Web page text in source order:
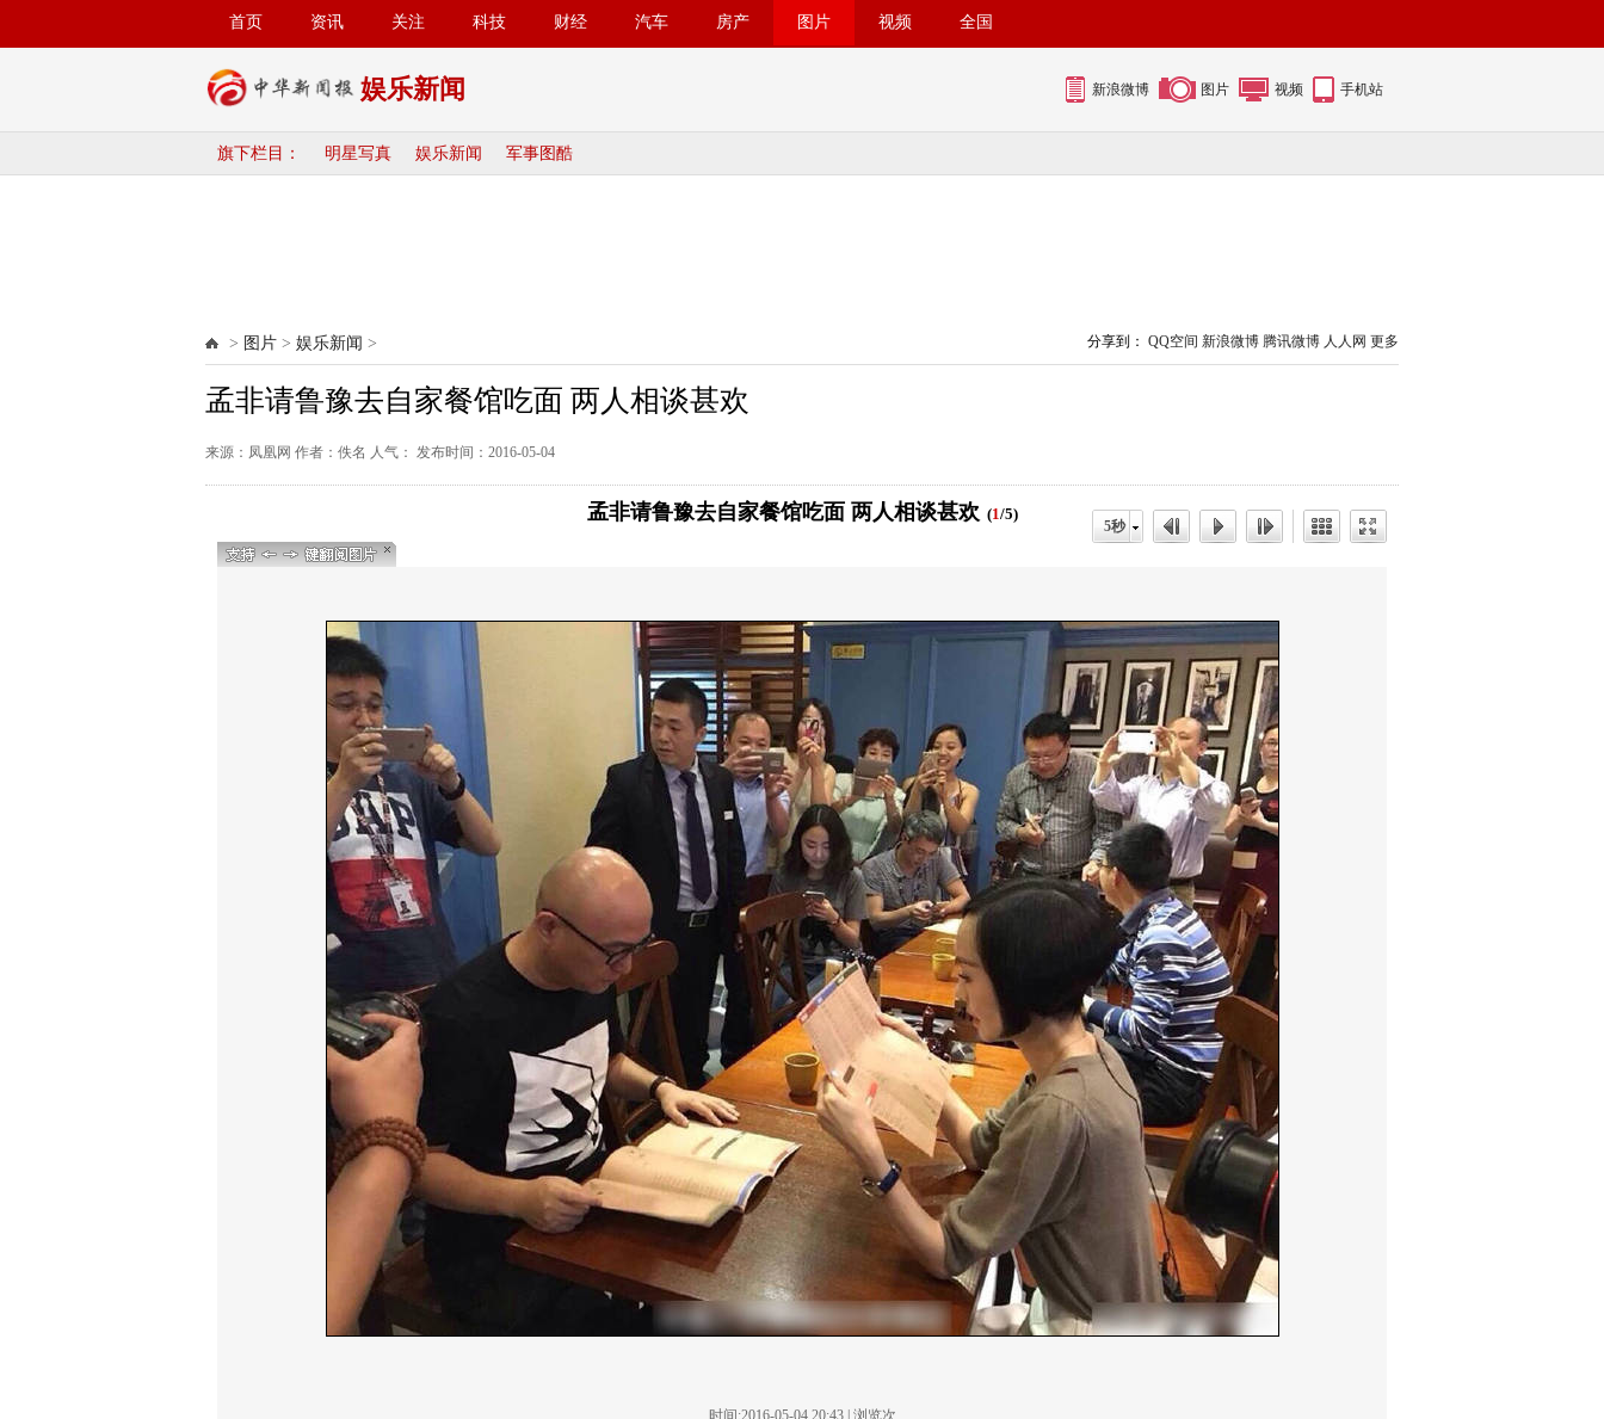
首页 资讯 关注 科技 财经 汽车 房产 图片 视频 全国
娱乐新闻 新浪微博 图片 视频 手机站
旗下栏目： 明星写真 娱乐新闻 军事图酷
> 图片 > 娱乐新闻 > 分享到： QQ空间 新浪微博 腾讯微博 人人网 更多
孟非请鲁豫去自家餐馆吃面 两人相谈甚欢
来源：凤凰网 作者：佚名 人气： 发布时间：2016-05-04
孟非请鲁豫去自家餐馆吃面 两人相谈甚欢 (1/5)
5秒
时间:2016-05-04 20:43 | 浏览次